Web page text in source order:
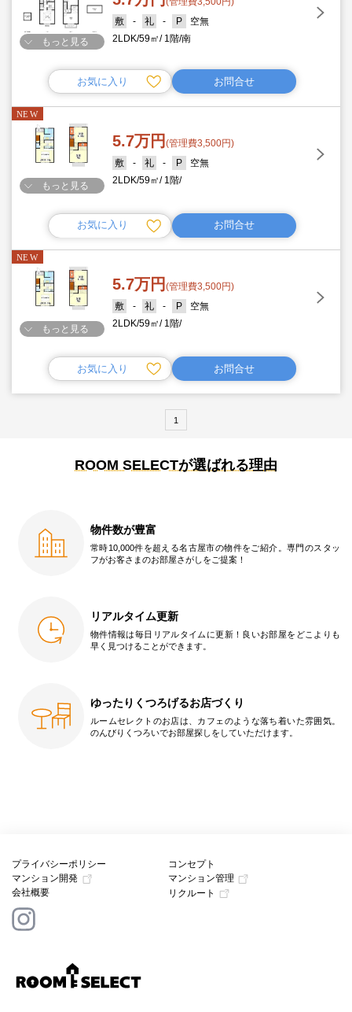
もっと見る 1階 南
-
-
2LDK 59㎡
空無
お気に入り お問合せ
もっと見る 1階
5.7万円(管理費3,500円)
-
-
2LDK 59㎡
空無
お気に入り お問合せ
もっと見る 1階
5.7万円(管理費3,500円)
-
-
2LDK 59㎡
空無
お気に入り お問合せ
1
ROOM SELECTが選ばれる理由
物件数が豊富
常時10,000件を超える名古屋市の物件をご紹介。専門のスタッ
フがお客さまのお部屋さがしをご提案！
リアルタイム更新
物件情報は毎日リアルタイムに更新！良いお部屋をどこよりも
早く見つけることができます。
ゆったりくつろげるお店づくり
ルームセレクトのお店は、カフェのような落ち着いた雰囲気。
のんびりくつろいでお部屋探しをしていただけます。
プライバシーポリシー
コンセプト
マンション開発
マンション管理
会社概要
リクルート